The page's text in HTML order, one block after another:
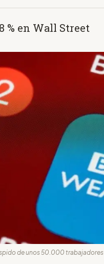
% en Wall Street
de unos 50.000 trabajadores